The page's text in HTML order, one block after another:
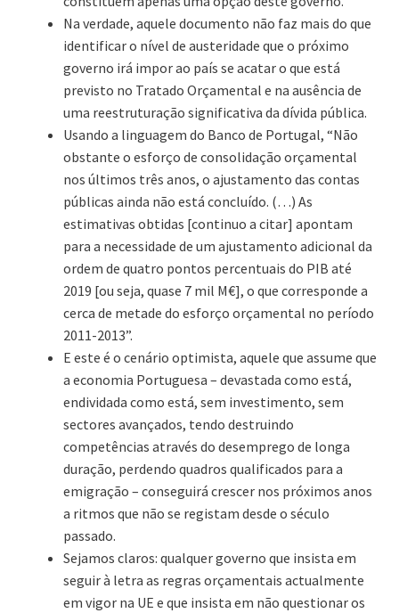
Na verdade, aquele documento não faz mais do que
identificar o nível de austeridade que o próximo
governo irá impor ao país se acatar o que está
previsto no Tratado Orçamental e na ausência de
uma reestruturação significativa da dívida pública.
Usando a linguagem do Banco de Portugal, “Não
obstante o esforço de consolidação orçamental
nos últimos três anos, o ajustamento das contas
públicas ainda não está concluído. (…) As
estimativas obtidas [continuo a citar] apontam
para a necessidade de um ajustamento adicional da
ordem de quatro pontos percentuais do PIB até
2019 [ou seja, quase 7 mil M€], o que corresponde a
cerca de metade do esforço orçamental no período
2011-2013”.
E este é o cenário optimista, aquele que assume que
a economia Portuguesa – devastada como está,
endividada como está, sem investimento, sem
sectores avançados, tendo destruindo
competências através do desemprego de longa
duração, perdendo quadros qualificados para a
emigração – conseguirá crescer nos próximos anos
a ritmos que não se registam desde o século
passado.
Sejamos claros: qualquer governo que insista em
seguir à letra as regras orçamentais actualmente
em vigor na UE e que insista em não questionar os